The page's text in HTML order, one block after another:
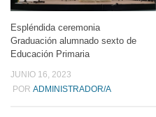
Espléndida ceremonia
Graduación alumnado sexto de
Educación Primaria
JUNIO 16, 2023
POR ADMINISTRADOR/A